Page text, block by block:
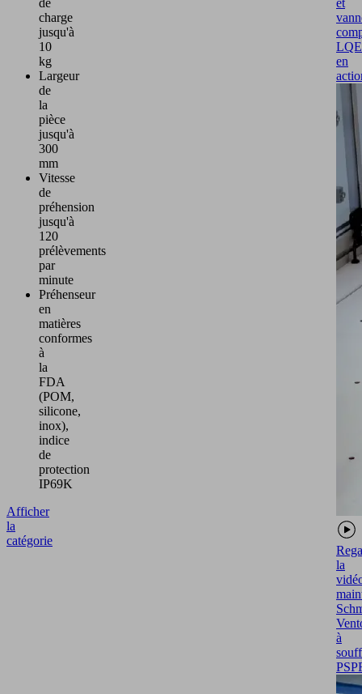
de
charge
jusqu'à
10
kg
Largeur
de
la
pièce
jusqu'à
300
mm
Vitesse
de
préhension
jusqu'à
120
prélèvements
par
minute
Préhenseur
en
matières
conformes
à
la
FDA
(POM,
silicone,
inox),
indice
de
protection
IP69K
Afficher
la
catégorie
et
en
la
à